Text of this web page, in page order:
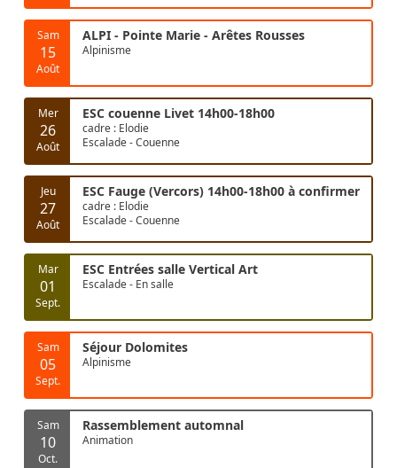
Sam
15
Août
ALPI - Pointe Marie - Arêtes Rousses
Alpinisme
Mer
26
Août
ESC couenne Livet 14h00-18h00
cadre : Elodie
Escalade - Couenne
Jeu
27
Août
ESC Fauge (Vercors) 14h00-18h00 à confirmer
cadre : Elodie
Escalade - Couenne
Mar
01
Sept.
ESC Entrées salle Vertical Art
Escalade - En salle
Sam
05
Sept.
Séjour Dolomites
Alpinisme
Sam
10
Oct.
Rassemblement automnal
Animation